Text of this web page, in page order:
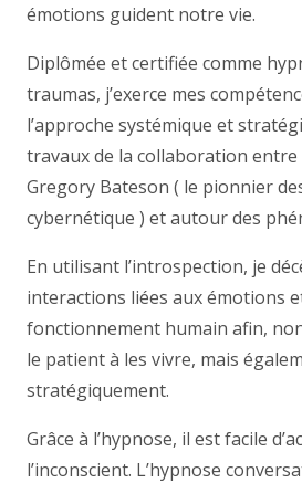
émotions guident notre vie.
Diplômée et certifiée comme
traumas, j’exerce mes
l’approche systémique et
travaux de la collaboration
Gregory Bateson ( le pionnier
cybernétique ) et autour des
En utilisant l’introspection, je
interactions liées aux émotions
fonctionnement humain afin,
le patient à les vivre, mais
stratégiquement.
Grâce à l’hypnose, il est facile
l’inconscient. L’hypnose